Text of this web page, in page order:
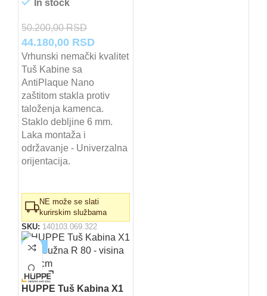
In stock
50.200,00RSD
Originalna
cena
je
bila:
50.200,00 RSD.
44.180,00 RSDTrenutna
cena
Vrhunski nemački kvalitet
Tuš Kabine sa
AntiPlaque Nano
zaštitom stakla protiv
taloženja kamenca.
Staklo debljine 6 mm.
Laka montaža i
održavanje - Univerzalna
orijentacija.
NE može se slati
kurirskim službama
SKU: 140103.069.322
-12%
HUPPE Tuš Kabina X1